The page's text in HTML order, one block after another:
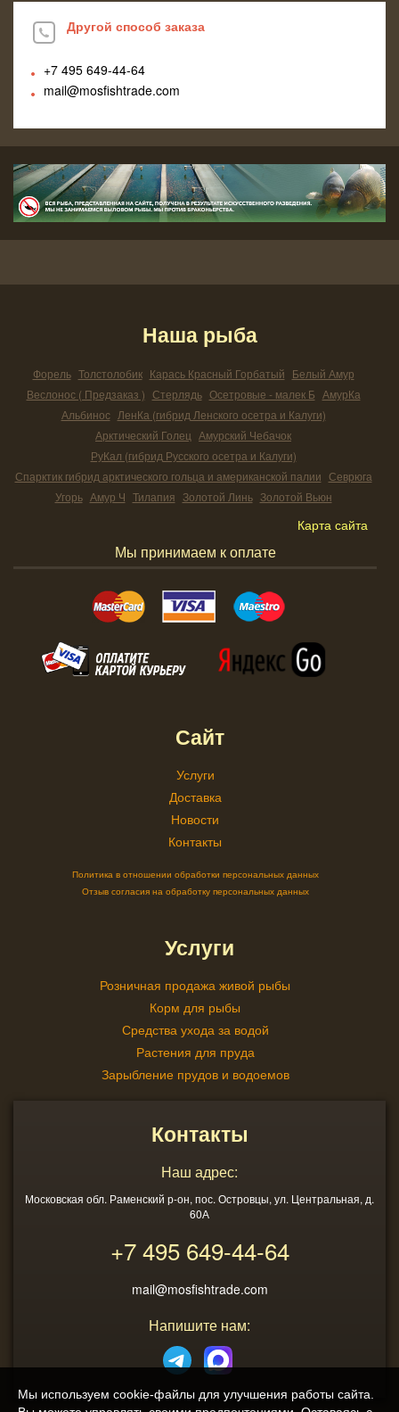
Другой способ заказа
+7 495 649-44-64
mail@mosfishtrade.com
Наша рыба
Форель Толстолобик Карась Красный Горбатый Белый Амур
Веслонос ( Предзаказ ) Стерлядь Осетровые - малек Б АмурКа
Альбинос ЛенКа (гибрид Ленского осетра и Калуги)
Арктический Голец Амурский Чебачок
РуКал (гибрид Русского осетра и Калуги)
Спарктик гибрид арктического гольца и американской палии Севрюга
Угорь Амур Ч Тилапия Золотой Линь Золотой Вьюн
Карта сайта
Мы принимаем к оплате
Сайт
Услуги
Доставка
Новости
Контакты
Политика в отношении обработки персональных данных
Отзыв согласия на обработку персональных данных
Услуги
Розничная продажа живой рыбы
Корм для рыбы
Средства ухода за водой
Растения для пруда
Зарыбление прудов и водоемов
Контакты
Наш адрес:
Московская обл. Раменский р-он, пос. Островцы, ул. Центральная, д.
60А
+7 495649-44-64
mail@mosfishtrade.com
Напишите нам:
Мы используем cookie-файлы для улучшения работы сайта.